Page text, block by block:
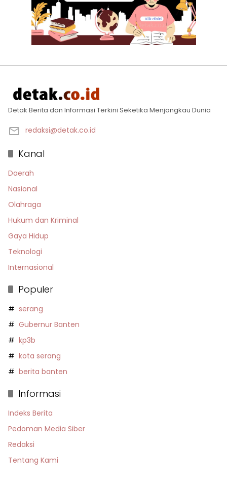
Detak Berita dan Informasi Terkini Seketika Menjangkau Dunia
redaksi@detak.co.id
Kanal
Daerah
Nasional
Olahraga
Hukum dan Kriminal
Gaya Hidup
Teknologi
Internasional
Populer
serang
Gubernur Banten
kp3b
kota serang
berita banten
Informasi
Indeks Berita
Pedoman Media Siber
Redaksi
Tentang Kami